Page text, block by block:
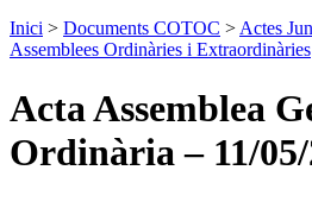
Inici > Documents COTOC > Actes
Assemblees Ordinàries i Extraordinàries
Acta Assemblea
Ordinària – 11/